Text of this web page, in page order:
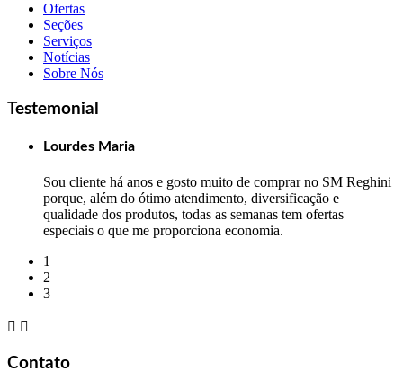
Ofertas
Seções
Serviços
Notícias
Sobre Nós
Testemonial
Lourdes Maria
Sou cliente há anos e gosto muito de comprar no SM Reghini
porque, além do ótimo atendimento, diversificação e
qualidade dos produtos, todas as semanas tem ofertas
especiais o que me proporciona economia.
1
2
3
 
Contato